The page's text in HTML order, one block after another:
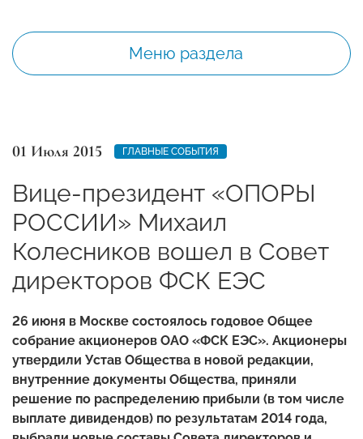
Меню раздела
01 Июля 2015 ГЛАВНЫЕ СОБЫТИЯ
Вице-президент «ОПОРЫ
РОССИИ» Михаил
Колесников вошел в Совет
директоров ФСК ЕЭС
26 июня в Москве состоялось годовое Общее
собрание акционеров ОАО «ФСК ЕЭС». Акционеры
утвердили Устав Общества в новой редакции,
внутренние документы Общества, приняли
решение по распределению прибыли (в том числе
выплате дивидендов) по результатам 2014 года,